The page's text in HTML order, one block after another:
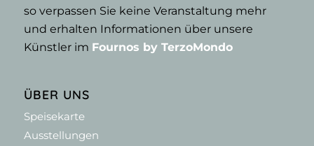
so verpassen Sie keine Veranstaltung mehr
und erhalten Informationen über unsere
Künstler im Fournos by TerzoMondo
ÜBER UNS
Speisekarte
Ausstellungen